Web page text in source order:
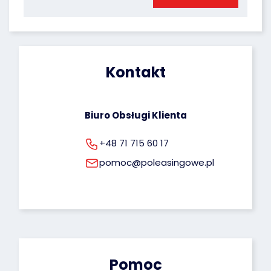
rodo@poleasingowe.pl
Kontakt
Biuro Obsługi Klienta
+48 71 715 60 17
pomoc@poleasingowe.pl
Pomoc